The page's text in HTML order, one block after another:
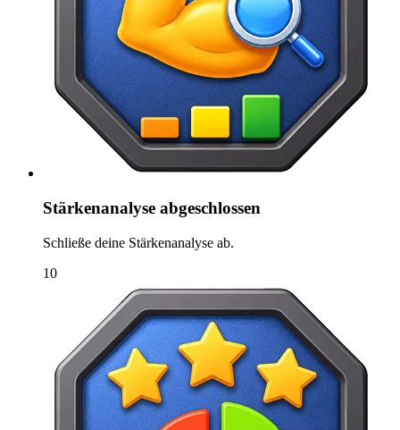
Stärkenanalyse abgeschlossen
Schließe deine Stärkenanalyse ab.
10